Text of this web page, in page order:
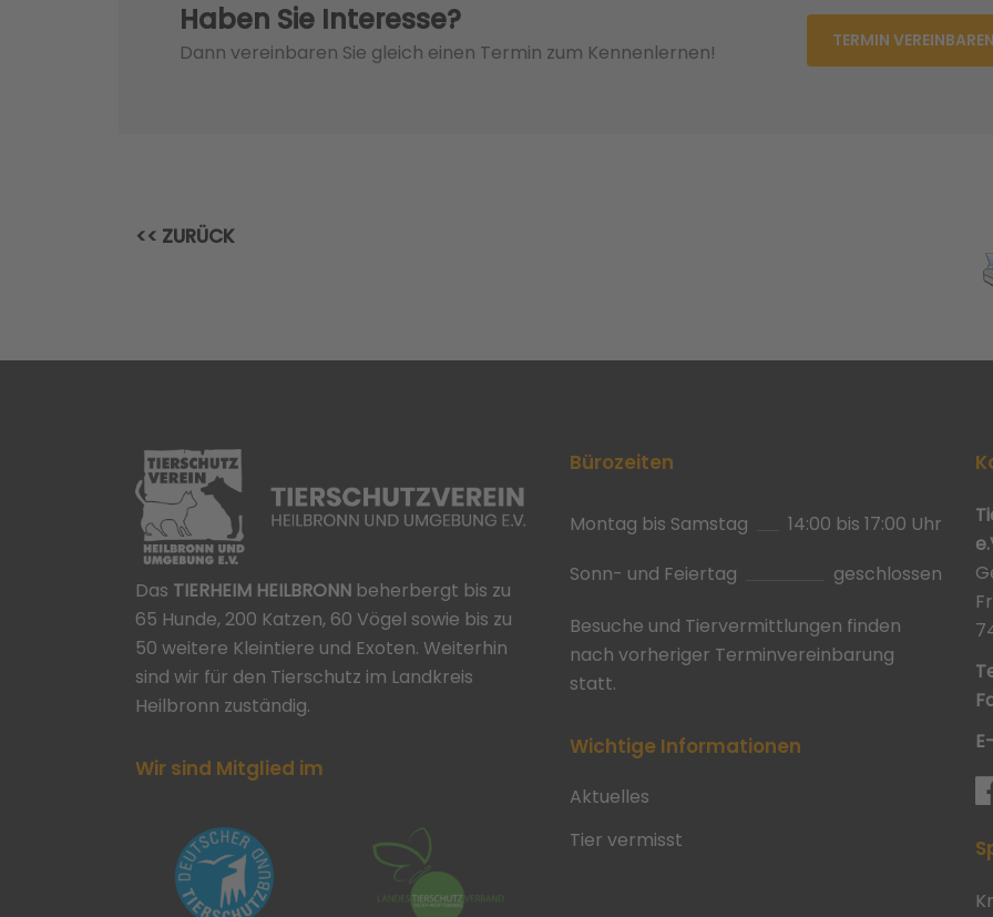
Haben Sie Interesse?
Dann vereinbaren Sie gleich einen Termin zum Kennenlernen! TERMIN
<< ZURÜCK
Das TIERHEIM HEILBRONN beherbergt bis zu
65 Hunde, 200 Katzen, 60 Vögel sowie bis zu
50 weitere Kleintiere und Exoten. Weiterhin
sind wir für den Tierschutz im Landkreis
Heilbronn zuständig.
Wir sind Mitglied im
Bürozeiten
Montag bis Samstag
14:00 bis 17:00 Uhr
Sonn- und Feiertag
geschlossen
Besuche und Tiervermittlungen finden
nach vorheriger Terminvereinbarung
statt.
Wichtige Informationen
Aktuelles
Tier vermisst